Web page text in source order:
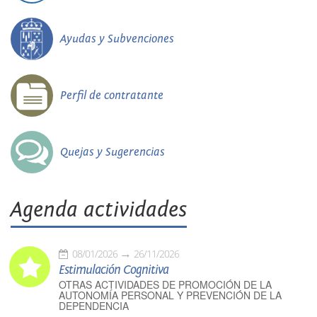
Ayudas y Subvenciones
Perfil de contratante
Quejas y Sugerencias
Agenda actividades
08/01/2026 26/11/2026
Estimulación Cognitiva
OTRAS ACTIVIDADES DE PROMOCIÓN DE LA
AUTONOMÍA PERSONAL Y PREVENCIÓN DE LA
DEPENDENCIA